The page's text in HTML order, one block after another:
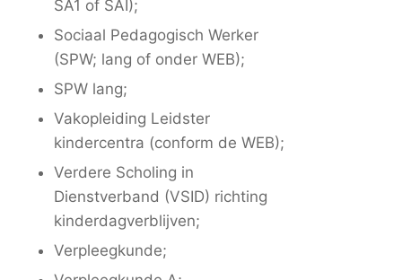
SA1 of SAI);
Sociaal Pedagogisch Werker
(SPW; lang of onder WEB);
SPW lang;
Vakopleiding Leidster
kindercentra (conform de WEB);
Verdere Scholing in
Dienstverband (VSID) richting
kinderdagverblijven;
Verpleegkunde;